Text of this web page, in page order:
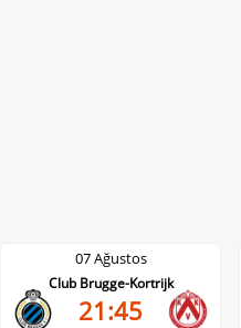
07 Ağustos
Club Brugge-Kortrijk
21:45